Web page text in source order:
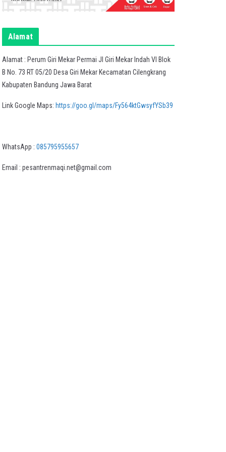
Alamat
Alamat : Perum Giri Mekar Permai Jl Giri Mekar Indah VI Blok
B No. 73 RT 05/20 Desa Giri Mekar Kecamatan Cilengkrang
Kabupaten Bandung Jawa Barat
Link Google Maps: https://goo.gl/maps/Fy564ktGwsyfYSb39
WhatsApp : 085795955657
Email : pesantrenmaqi.net@gmail.com